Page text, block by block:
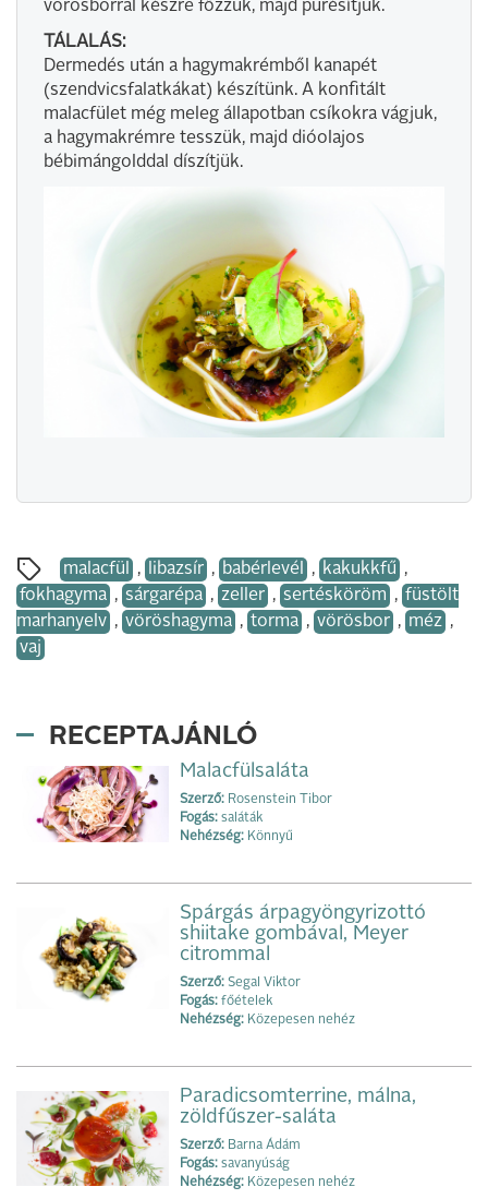
vörösborral készre főzzük, majd pürésítjük.
TÁLALÁS:
Dermedés után a hagymakrémből kanapét
(szendvicsfalatkákat) készítünk. A konfitált
malacfület még meleg állapotban csíkokra vágjuk,
a hagymakrémre tesszük, majd dióolajos
bébimángolddal díszítjük.
malacfül , libazsír , babérlevél , kakukkfű ,
fokhagyma , sárgarépa , zeller , sertésköröm , füstölt
marhanyelv , vöröshagyma , torma , vörösbor , méz ,
vaj
RECEPTAJÁNLÓ
Malacfülsaláta
Szerző: Rosenstein Tibor
Fogás: saláták
Nehézség: Könnyű
Spárgás árpagyöngyrizottó
shiitake gombával, Meyer
citrommal
Szerző: Segal Viktor
Fogás: főételek
Nehézség: Közepesen nehéz
Paradicsomterrine, málna,
zöldfűszer-saláta
Szerző: Barna Ádám
Fogás: savanyúság
Nehézség: Közepesen nehéz